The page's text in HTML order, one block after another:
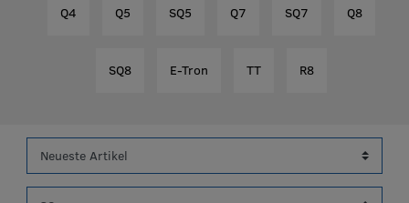
Q4 Q5 SQ5 Q7 SQ7 Q8
SQ8 E-Tron TT R8